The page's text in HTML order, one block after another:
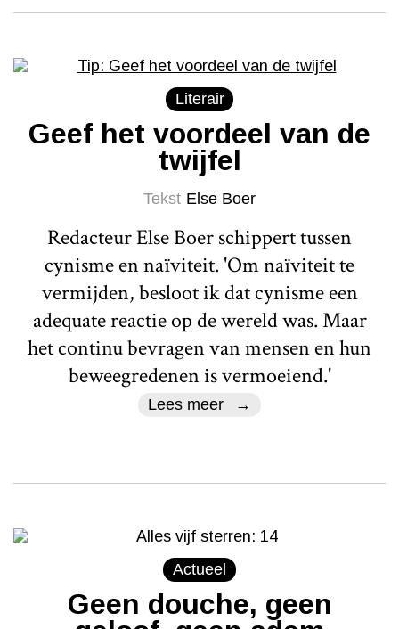
Literair
Geef het voordeel van de
twijfel
Tekst Else Boer
Redacteur Else Boer schippert tussen
cynisme en naïviteit. 'Om naïviteit te
vermijden, besloot ik dat cynisme een
adequate reactie op de wereld was. Maar
het continu bevragen van mensen en hun
beweegredenen is vermoeiend.'
Lees meer
Actueel
Geen douche, geen